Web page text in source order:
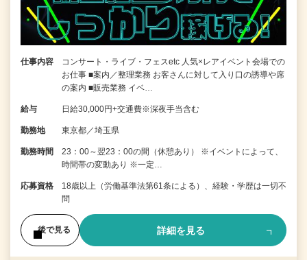
仕事内容
コンサート・ライブ・フェスetc 人気×レアイベント会場での
お仕事 ■案内／整理業務 お客さんに対して入り口の誘導や席
の案内 ■販売業務 イベ…
給与 日給30,000円+交通費※深夜手当含む
勤務地 東京都／埼玉県
勤務時間
23：00～翌23：00の間（休憩あり） ※イベントによって、
時間帯の変動あり ※一定…
応募資格
18歳以上（労働基準法第61条による）、経験・学歴は一切不
問
後で見る 詳細を見る